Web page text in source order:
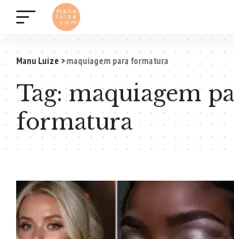
Manu Luize >maquiagem para formatura
Tag:maquiagem
formatura